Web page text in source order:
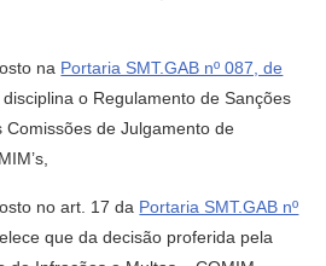
na Portaria SMT.GAB nº 087, de
disciplina o Regulamento de Sanções
Comissões de Julgamento de
no art. 17 da Portaria SMT.GAB nº
que da decisão proferida pela